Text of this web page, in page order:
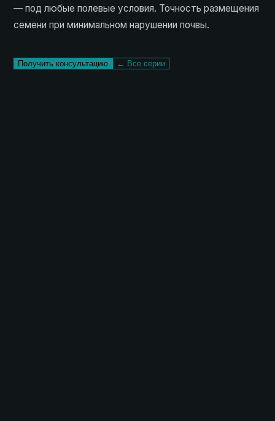
— под любые полевые условия. Точность размещения
семени при минимальном нарушении почвы.
Получить консультацию ← Все серии